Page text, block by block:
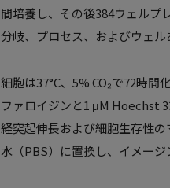
間培養し、その後384ウェルプ
分岐、プロセス、およびウェル
細胞は37°C、5% CO₂で72時
ファロイジンと1 μM Hoechst
経突起伸長および細胞生存性
水（PBS）に置換し、イメージ